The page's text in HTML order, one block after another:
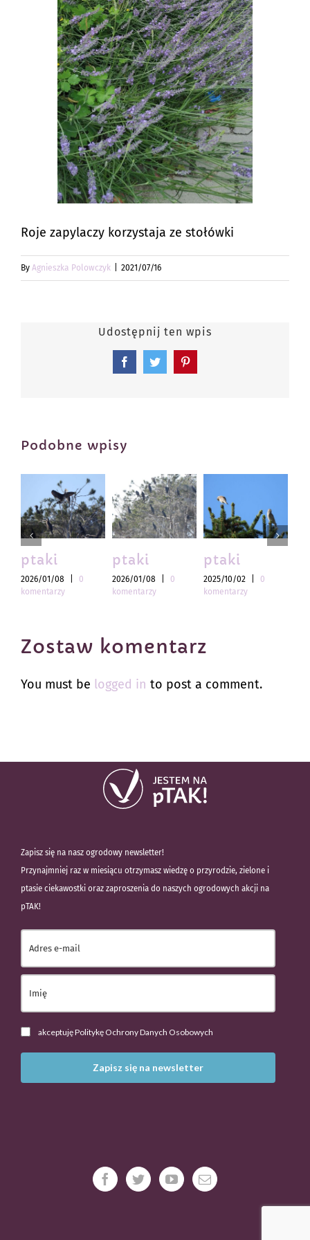
Roje zapylaczy korzystaja ze stołówki
By Agnieszka Polowczyk 2021/07/16
Udostępnij ten wpis
FacebookTwitterPinterest
Podobne wpisy
ptaki
2026/01/08
0
komentarzy
ptaki
2026/01/08
0
komentarzy
ptaki
2025/10/02
0
komentarzy
Zostaw komentarz
You must be logged in to post a comment.
Zapisz się na nasz ogrodowy newsletter!
Przynajmniej raz w miesiącu otrzymasz wiedzę o przyrodzie, zielone i
ptasie ciekawostki oraz zaproszenia do naszych ogrodowych akcji na
pTAK!
akceptuję Politykę Ochrony Danych Osobowych
Zapisz się na newsletter